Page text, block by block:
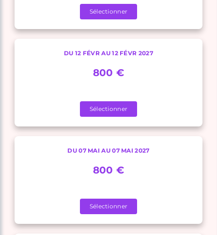
Sélectionner
DU 12 FÉVR AU 12 FÉVR 2027
800 €
Sélectionner
DU 07 MAI AU 07 MAI 2027
800 €
Sélectionner